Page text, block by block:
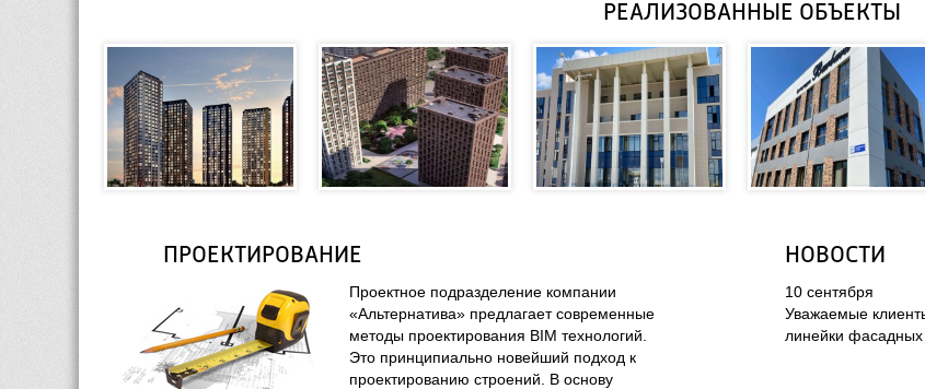
РЕАЛИЗОВАННЫЕ ОБЪЕКТЫ
ПРОЕКТИРОВАНИЕ
Проектное подразделение компании
«Альтернатива» предлагает современные
методы проектирования BIM технологий.
Это принципиально новейший подход к
проектированию строений. В основу
НОВОСТИ
10 сентября
Уважаемые
линейки фасадных